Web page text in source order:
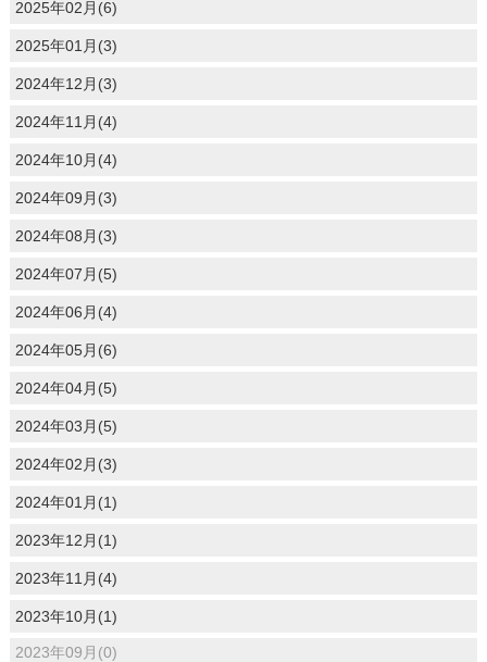
2025年02月(6)
2025年01月(3)
2024年12月(3)
2024年11月(4)
2024年10月(4)
2024年09月(3)
2024年08月(3)
2024年07月(5)
2024年06月(4)
2024年05月(6)
2024年04月(5)
2024年03月(5)
2024年02月(3)
2024年01月(1)
2023年12月(1)
2023年11月(4)
2023年10月(1)
2023年09月(0)